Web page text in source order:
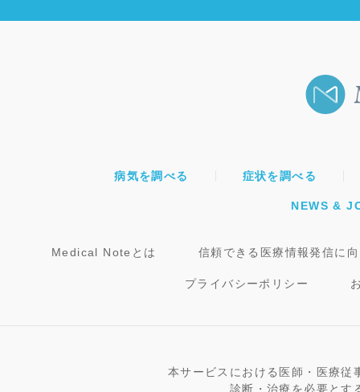
病気を調べる 症状を調べる
NEWS &
Medical Noteとは 信頼できる医療情報発信に
プライバシーポリシー
本サービスにおける医師・医療従
診断・治療を必要とす